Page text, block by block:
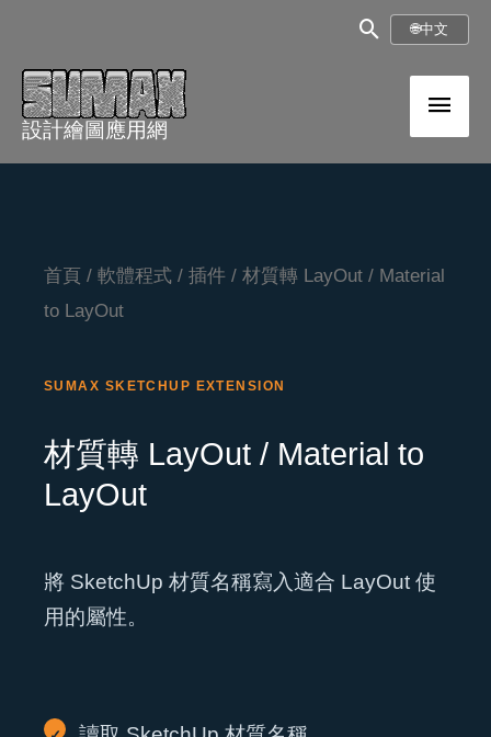
搜
🌐中文
設計繪圖應用網
主
選
首頁 / 軟體程式 / 插件 / 材質轉 LayOut / Material
to LayOut
SUMAX SKETCHUP EXTENSION
材質轉 LayOut / Material to
LayOut
將 SketchUp 材質名稱寫入適合 LayOut 使
用的屬性。